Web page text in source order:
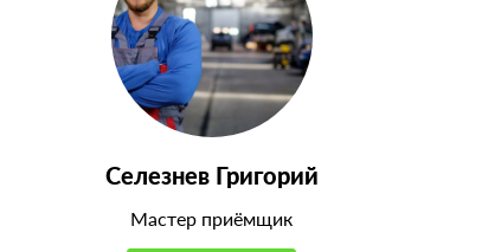
Селезнев Григорий
Мастер приёмщик